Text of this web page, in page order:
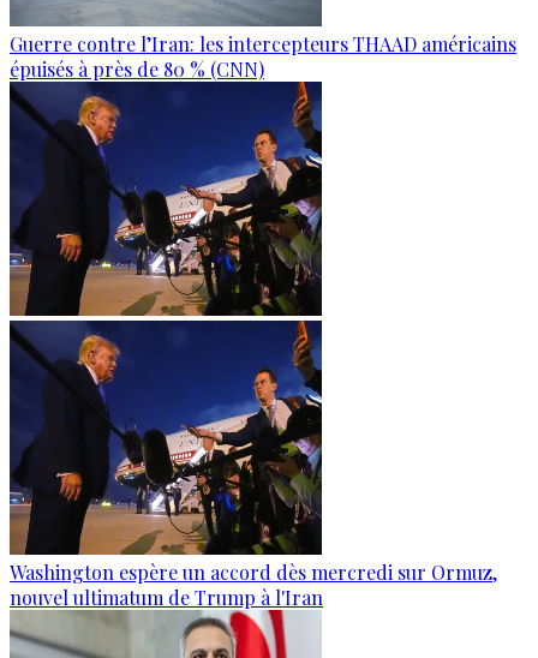
Guerre contre l’Iran: les intercepteurs THAAD américains
épuisés à près de 80 % (CNN)
Washington espère un accord dès mercredi sur Ormuz,
nouvel ultimatum de Trump à l'Iran